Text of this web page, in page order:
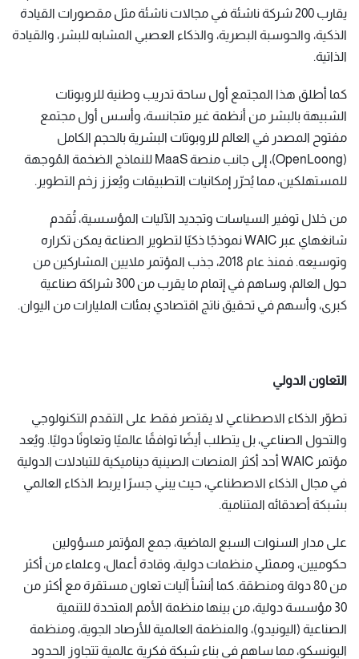
يقارب 200 شركة ناشئة في مجالات ناشئة مثل مقصورات القيادة
الذكية، والحوسبة البصرية، والذكاء العصبي المشابه للبشر، والقيادة
الذاتية.
كما أطلق هذا المجتمع أول ساحة تدريب وطنية للروبوتات
الشبيهة بالبشر من أنظمة غير متجانسة، وأسس أول مجتمع
مفتوح المصدر في العالم للروبوتات البشرية بالحجم الكامل
(OpenLoong)، إلى جانب منصة MaaS للنماذج الضخمة المُوجهة
للمستهلكين، مما يُحرّر إمكانيات التطبيقات ويُعزز زخم التطوير.
من خلال توفير السياسات وتجديد الآليات المؤسسية، تُقدم
شانغهاي عبر WAIC نموذجًا ذكيًا لتطوير الصناعة يمكن تكراره
وتوسيعه. فمنذ عام 2018، جذب المؤتمر ملايين المشاركين من
حول العالم، وساهم في إتمام ما يقرب من 300 شراكة صناعية
كبرى، وأسهم في تحقيق ناتج اقتصادي بمئات المليارات من اليوان.
التعاون الدولي
تطوّر الذكاء الاصطناعي لا يقتصر فقط على التقدم التكنولوجي
والتحول الصناعي، بل يتطلب أيضًا توافقًا عالميًا وتعاونًا دوليًا. ويُعد
مؤتمر WAIC أحد أكثر المنصات الصينية ديناميكية للتبادلات الدولية
في مجال الذكاء الاصطناعي، حيث يبني جسرًا يربط الذكاء العالمي
بشبكة أصدقائه المتنامية.
على مدار السنوات السبع الماضية، جمع المؤتمر مسؤولين
حكوميين، وممثلي منظمات دولية، وقادة أعمال، وعلماء من أكثر
من 80 دولة ومنطقة. كما أنشأ آليات تعاون مستقرة مع أكثر من
30 مؤسسة دولية، من بينها منظمة الأمم المتحدة للتنمية
الصناعية (اليونيدو)، والمنظمة العالمية للأرصاد الجوية، ومنظمة
اليونسكو، مما ساهم في بناء شبكة فكرية عالمية تتجاوز الحدود